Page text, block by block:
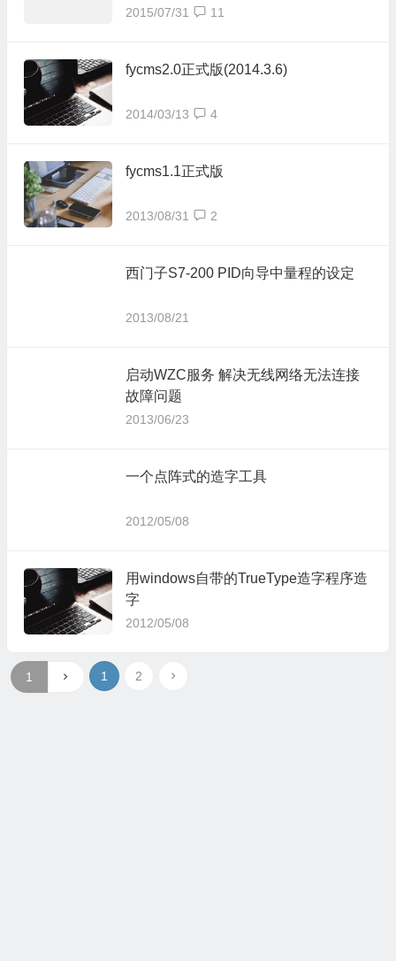
2015/07/31 11
fycms2.0正式版(2014.3.6)
2014/03/13 4
fycms1.1正式版
2013/08/31 2
西门子S7-200 PID向导中量程的设定
2013/08/21
启动WZC服务 解决无线网络无法连接
故障问题
2013/06/23
一个点阵式的造字工具
2012/05/08
用windows自带的TrueType造字程序造
字
2012/05/08
1 2